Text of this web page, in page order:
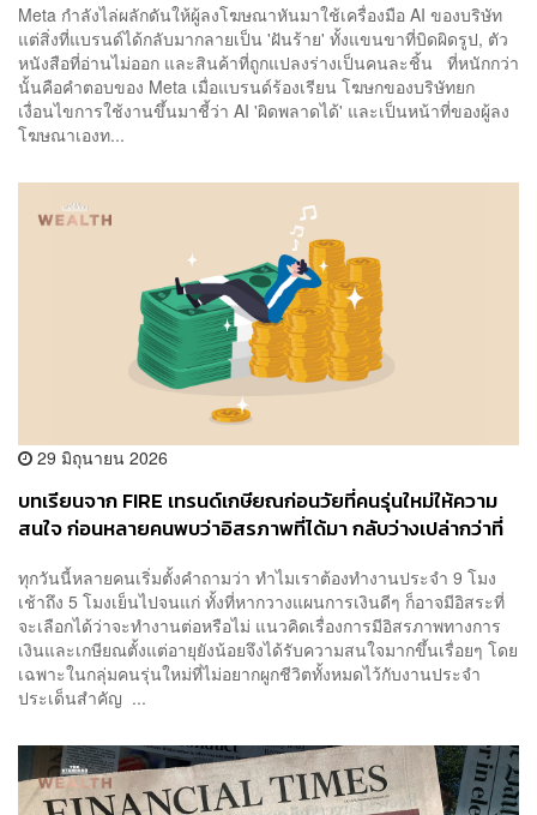
Meta กำลังไล่ผลักดันให้ผู้ลงโฆษณาหันมาใช้เครื่องมือ AI ของบริษัท
แต่สิ่งที่แบรนด์ได้กลับมากลายเป็น 'ฝันร้าย' ทั้งแขนขาที่บิดผิดรูป, ตัว
หนังสือที่อ่านไม่ออก และสินค้าที่ถูกแปลงร่างเป็นคนละชิ้น ที่หนักกว่า
นั้นคือคำตอบของ Meta เมื่อแบรนด์ร้องเรียน โฆษกของบริษัทยก
เงื่อนไขการใช้งานขึ้นมาชี้ว่า AI 'ผิดพลาดได้' และเป็นหน้าที่ของผู้ลง
โฆษณาเองท...
29 มิถุนายน 2026
บทเรียนจาก FIRE เทรนด์เกษียณก่อนวัยที่คนรุ่นใหม่ให้ความ
สนใจ ก่อนหลายคนพบว่าอิสรภาพที่ได้มา กลับว่างเปล่ากว่าที่
ทุกวันนี้หลายคนเริ่มตั้งคำถามว่า ทำไมเราต้องทำงานประจำ 9 โมง
เช้าถึง 5 โมงเย็นไปจนแก่ ทั้งที่หากวางแผนการเงินดีๆ ก็อาจมีอิสระที่
จะเลือกได้ว่าจะทำงานต่อหรือไม่ แนวคิดเรื่องการมีอิสรภาพทางการ
เงินและเกษียณตั้งแต่อายุยังน้อยจึงได้รับความสนใจมากขึ้นเรื่อยๆ โดย
เฉพาะในกลุ่มคนรุ่นใหม่ที่ไม่อยากผูกชีวิตทั้งหมดไว้กับงานประจำ
ประเด็นสำคัญ ...